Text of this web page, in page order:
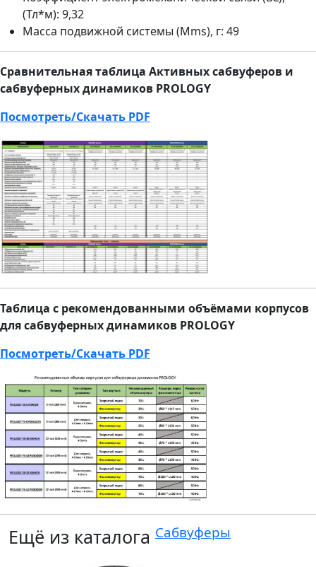
(Тл*м): 9,32
Масса подвижной системы (Mms), г: 49
Сравнительная таблица Активных сабвуферов и
сабвуферных динамиков PROLOGY
Посмотреть/Скачать PDF
Таблица с рекомендованными объёмами корпусов
для сабвуферных динамиков PROLOGY
Посмотреть/Скачать PDF
Ещё из каталога Сабвуферы